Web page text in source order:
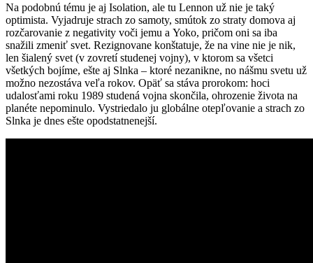
Na podobnú tému je aj Isolation, ale tu Lennon už nie je taký
optimista. Vyjadruje strach zo samoty, smútok zo straty domova aj
rozčarovanie z negativity voči jemu a Yoko, pričom oni sa iba
snažili zmeniť svet. Rezignovane konštatuje, že na vine nie je nik,
len šialený svet (v zovretí studenej vojny), v ktorom sa všetci
všetkých bojíme, ešte aj Slnka – ktoré nezanikne, no nášmu svetu už
možno nezostáva veľa rokov. Opäť sa stáva prorokom: hoci
udalosťami roku 1989 studená vojna skončila, ohrozenie života na
planéte nepominulo. Vystriedalo ju globálne otepľovanie a strach zo
Slnka je dnes ešte opodstatnenejší.